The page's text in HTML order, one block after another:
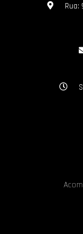
Rua: